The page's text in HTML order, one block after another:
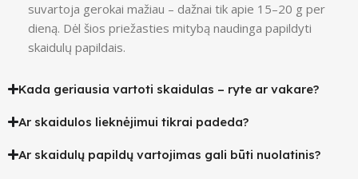
suvartoja gerokai mažiau – dažnai tik apie 15–20 g per
dieną. Dėl šios priežasties mitybą naudinga papildyti
skaidulų papildais.
Kada geriausia vartoti skaidulas – ryte ar vakare?
Ar skaidulos lieknėjimui tikrai padeda?
Ar skaidulų papildų vartojimas gali būti nuolatinis?